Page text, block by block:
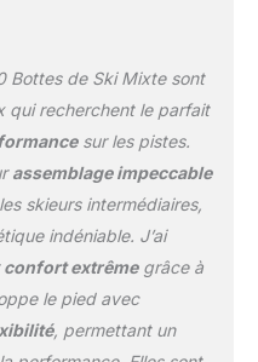
clés
thermique
de ski, la
et le chausson se
individuellement ;
vous procure en
une chaleur
Atomic : en
le
Bottes de Ski Mixte sont
qui recherchent le parfait
sur les pistes.
assemblage impeccable
skieurs intermédiaires,
indéniable. J’ai
confort extrêmegrâce à
le pied avec
, permettant un